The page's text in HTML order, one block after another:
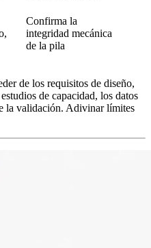
Confirma la
integridad mecánica
de la pila
de los requisitos de diseño,
de capacidad, los datos
la validación. Adivinar límites